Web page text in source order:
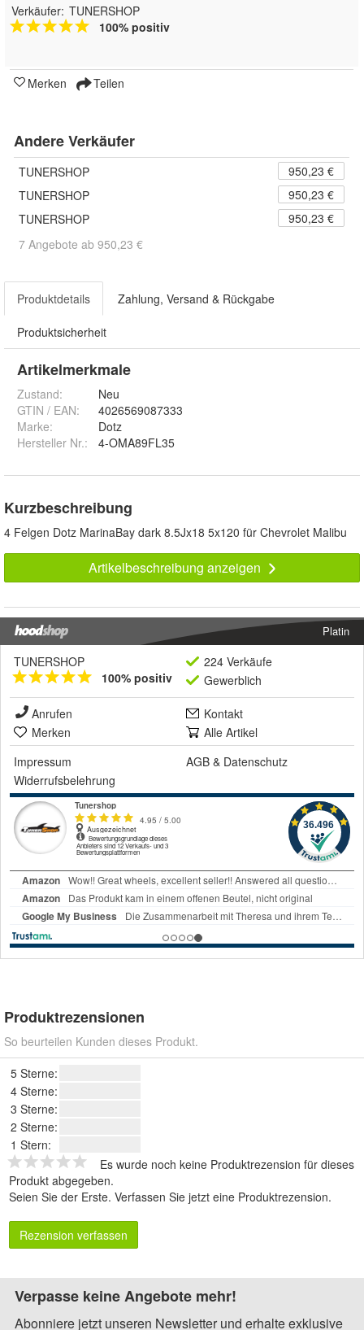
Verkäufer: TUNERSHOP
100% positiv
Merken Teilen
Andere Verkäufer
TUNERSHOP
950,23 €
TUNERSHOP
950,23 €
TUNERSHOP
950,23 €
7 Angebote ab 950,23 €
Produktdetails Zahlung, Versand & Rückgabe
Produktsicherheit
Artikelmerkmale
Zustand:
Neu
GTIN / EAN:
4026569087333
Marke:
Dotz
Hersteller Nr.:
4-OMA89FL35
Kurzbeschreibung
4 Felgen Dotz MarinaBay dark 8.5Jx18 5x120 für Chevrolet Malibu
Artikelbeschreibung anzeigen
Platin
TUNERSHOP
100% positiv
224 Verkäufe
Gewerblich
Anrufen
Kontakt
Merken
Alle Artikel
Impressum
AGB & Datenschutz
Widerrufsbelehrung
Produktrezensionen
So beurteilen Kunden dieses Produkt.
5 Sterne:
4 Sterne:
3 Sterne:
2 Sterne:
1 Stern:
Es wurde noch keine Produktrezension für dieses
Produkt abgegeben.
Seien Sie der Erste. Verfassen Sie jetzt eine Produktrezension.
Rezension verfassen
Verpasse keine Angebote mehr!
Abonniere jetzt unseren Newsletter und erhalte exklusive